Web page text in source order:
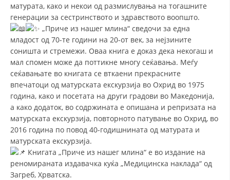
УПОТРЕБА И ЗАШТИТА НА АМБЛЕМОТ
СОЦИЈАЛНО ХУМАНИТАРНА ДЕЈНОСТ
ПОДГОТВЕНОСТ И ДЕЈСТВО ПРИ КАТАСТРОФИ
ТИМОВИ НА ООЦК ОХРИД
ОДНОСИ СО ЈАВНОСТ
ИСТРАЖУВАЊЕ НА ЈАВНО МИСЛЕЊЕ
МЕЃУНАРОДНА СОРАБОТКА
матурата, како и некои од размислувања на тогашните
генерации за сестринството и здравството воопшто.
„Приче из нашег млина“ сведочи за една
младост од 70-те години на 20-от век, за нејзините
соништа и стремежи. Оваа книга е доказ дека некогаш и
мал спомен може да поттикне многу сеќавања. Меѓу
сеќавањате во книгата се вткаени прекрасните
впечатоци од матурската екскурзија во Охрид во 1975
година, како и посетата на други градови во Македонија,
а како додаток, во содржината е опишана и репризата на
матурската екскурзија, повторното патување во Охрид, во
2016 година по повод 40-годишнината од матурата и
матурската екскурзија.
Книгата „Приче из нашег млина“ е во издание на
реномираната издавачка куќа „Медицинска нaклaдa“ од
Загреб, Хрватска.